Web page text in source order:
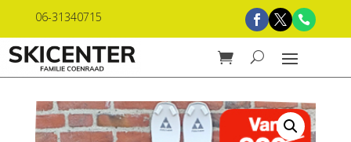
06-31340715